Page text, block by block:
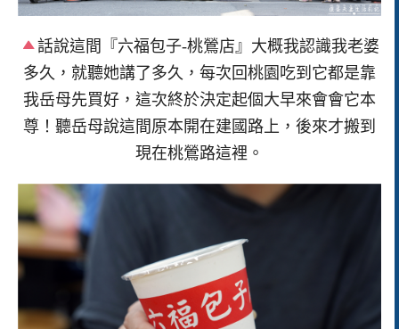
話說這間『六福包子-桃鶯店』大概我認識我老婆
多久，就聽她講了多久，每次回桃園吃到它都是靠
我岳母先買好，這次終於決定起個大早來會會它本
尊！聽岳母說這間原本開在建國路上，後來才搬到
現在桃鶯路這裡。